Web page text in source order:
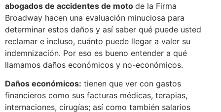
abogados de accidentes de moto de la Firma
Broadway hacen una evaluación minuciosa para
determinar estos daños y así saber qué puede usted
reclamar e incluso, cuánto puede llegar a valer su
indemnización. Por eso es bueno entender a qué
llamamos daños económicos y no-económicos.
Daños económicos: tienen que ver con gastos
financieros como sus facturas médicas, terapias,
internaciones, cirugías; así como también salarios